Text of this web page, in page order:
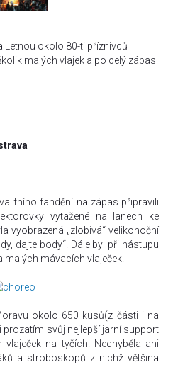
Letnou okolo 80-ti příznivců
malých vlajek a po celý zápas
fandění na zápas připravili
vytažené na lanech ke
vyobrazená „zlobivá“ velikonoční
dajte body“. Dále byl při nástupu
malých mávacích vlaječek.
okolo 650 kusů(z části i na
svůj nejlepší jarní support
na tyčích. Nechyběla ani
a stroboskopů z nichž většina